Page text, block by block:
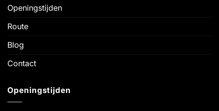
Openingstijden
Route
Blog
Contact
Openingstijden